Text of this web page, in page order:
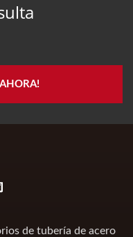
de tubería de acero